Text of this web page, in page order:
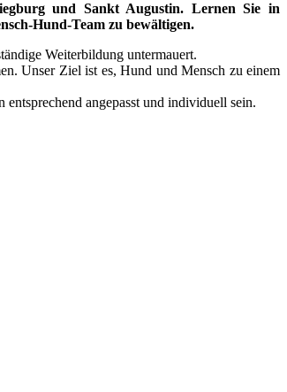
und Sankt Augustin. Lernen Sie in
Hund-Team zu bewältigen.
Weiterbildung untermauert.
Unser Ziel ist es, Hund und Mensch zu einem
angepasst und individuell sein.